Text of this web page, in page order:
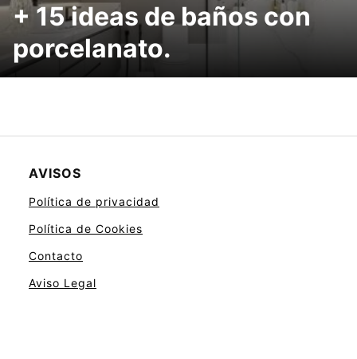
+ 15 ideas de baños con
porcelanato.
AVISOS
Política de privacidad
Política de Cookies
Contacto
Aviso Legal